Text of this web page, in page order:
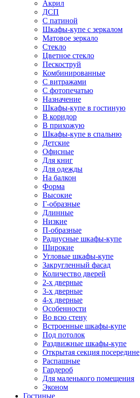
Акрил
ДСП
С патиной
Шкафы-купе с зеркалом
Матовое зеркало
Стекло
Цветное стекло
Пескоструй
Комбинированные
С витражами
С фотопечатью
Назначение
Шкафы-купе в гостиную
В коридор
В прихожую
Шкафы-купе в спальню
Детские
Офисные
Для книг
Для одежды
На балкон
Форма
Высокие
Г-образные
Длинные
Низкие
П-образные
Радиусные шкафы-купе
Широкие
Угловые шкафы-купе
Закругленный фасад
Количество дверей
2-х дверные
3-х дверные
4-х дверные
Особенности
Во всю стену
Встроенные шкафы-купе
Под потолок
Раздвижные шкафы-купе
Открытая секция посередине
Распашные
Гардероб
Для маленького помещения
Эконом
Гостиные